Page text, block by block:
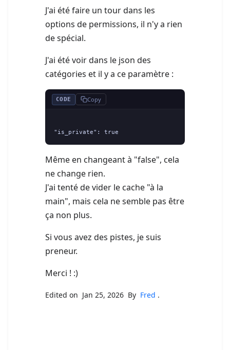
J'ai été faire un tour dans les
options de permissions, il n'y a rien
de spécial.
J'ai été voir dans le json des
catégories et il y a ce paramètre :
CODE Copy
Même en changeant à "false", cela
ne change rien.
J'ai tenté de vider le cache "à la
main", mais cela ne semble pas être
ça non plus.
Si vous avez des pistes, je suis
preneur.
Merci ! :)
Edited on Jan 25, 2026 By Fred .